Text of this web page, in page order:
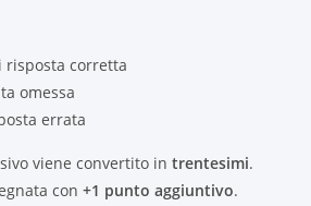
risposta corretta
omessa
errata
viene convertito intrentesimi.
con+1 punto aggiuntivo.